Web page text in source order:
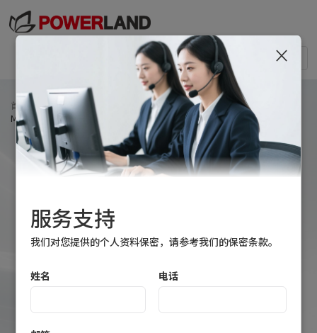
首页> 产品中心> 锂电池充电器>两轮锂电充电器>
Mercury系列48V 150~280W锂电池充电器
Mercury系列48V 150~280W锂电池充电器
×
服务支持
我们对您提供的个人资料保密，请参考我们的保密条款。
姓名 电话